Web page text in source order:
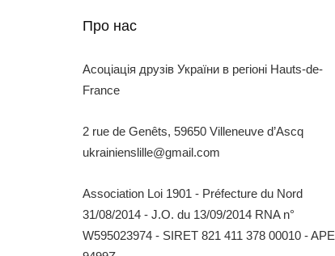
Про нас
Асоціація друзів України в регіоні Hauts-de-
France
2 rue de Genêts, 59650 Villeneuve d’Ascq
ukrainienslille@gmail.com
Association Loi 1901 - Préfecture du Nord
31/08/2014 - J.O. du 13/09/2014 RNA n°
W595023974 - SIRET 821 411 378 00010 - APE